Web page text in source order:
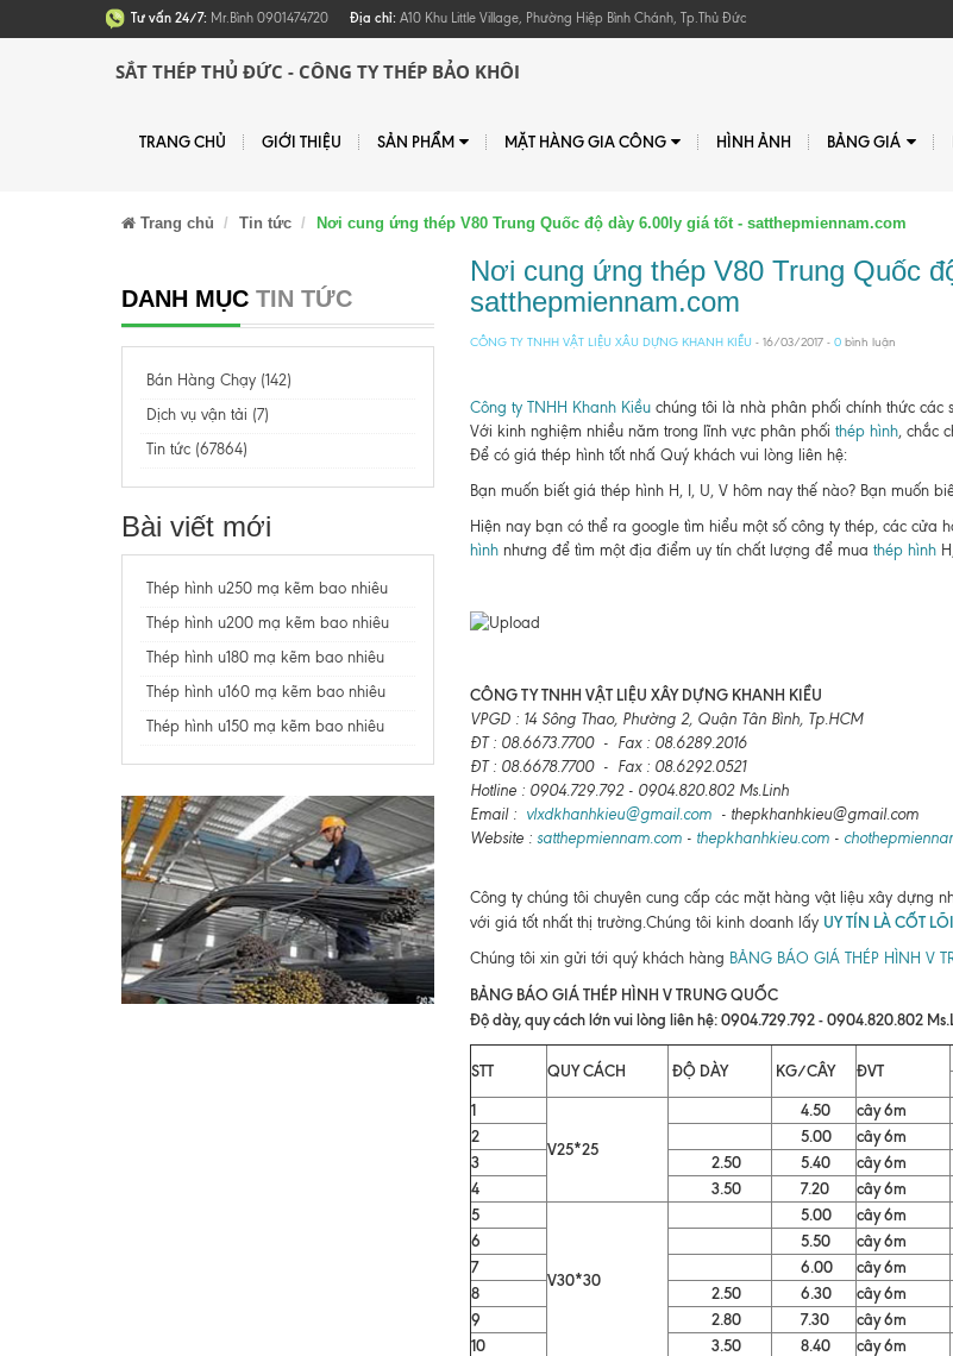
Tư vấn 24/7: Mr.Bình 0901474720 Địa chỉ: A10 Khu Little Village, Phường Hiệp Bình Chánh, Tp.Thủ Đức
SẮT THÉP THỦ ĐỨC - CÔNG TY THÉP BẢO KHÔI
TRANG CHỦ GIỚI THIỆU SẢN PHẨM MẶT HÀNG GIA CÔNG HÌNH ẢNH BẢNG GIÁ
Trang chủ Tin tức Nơi cung ứng thép V80 Trung Quốc độ dày 6.00ly giá tốt - satthepmiennam.com
DANH MỤC TIN TỨC
Bán Hàng Chạy (142)
Dịch vụ vận tải (7)
Tin tức (67864)
Bài viết mới
Thép hình u250 mạ kẽm bao nhiêu
Thép hình u200 mạ kẽm bao nhiêu
Thép hình u180 mạ kẽm bao nhiêu
Thép hình u160 mạ kẽm bao nhiêu
Thép hình u150 mạ kẽm bao nhiêu
Nơi cung ứng thép V80 Trung Quốc
satthepmiennam.com
CÔNG TY TNHH VẬT LIỆU XÂU DỰNG KHANH KIỀU - 16/03/2017 - 0bình luận
Công ty TNHH Khanh Kiềuchúng tôi là nhà phân phối chính thức các
Với kinh nghiệm nhiều năm trong lĩnh vực phân phối thép hình, chắc
Để có giá thép hình tốt nhấ Quý khách vui lòng liên hệ:
Bạn muốn biết giá thép hình H, I, U, V hôm nay thế nào? Bạn muốn
Hiện nay bạn có thể ra google tìm hiểu một số công ty thép, các
hìnhnhưng để tìm một địa điểm uy tín chất lượng để mua thép hình
CÔNG TY TNHH VẬT LIỆU XÂY DỰNG KHANH KIỀU
VPGD : 14 Sông Thao, Phường 2, Quận Tân Bình, Tp.HCM
ĐT : 08.6673.7700 - Fax : 08.6289.2016
ĐT : 08.6678.7700 - Fax : 08.6292.0521
Hotline : 0904.729.792 - 0904.820.802 Ms.Linh
Email : vlxdkhanhkieu@gmail.com- thepkhanhkieu@gmail.com
Website : satthepmiennam.com- thepkhanhkieu.com-
Công ty chúng tôi chuyên cung cấp các mặt hàng vật liệu xây dựng
với giá tốt nhất thị trường.Chúng tôi kinh doanh lấy UY TÍN LÀ CỐT LÕI
Chúng tôi xin gửi tới quý khách hàng BẢNG BÁO GIÁ THÉP HÌNH V
BẢNG BÁO GIÁ THÉP HÌNH V TRUNG QUỐC
Độ dày, quy cách lớn vui lòng liên hệ: 0904.729.792 - 0904.820.802
STT QUY CÁCH ĐỘ DÀY KG/CÂY ĐVT
1
V25*25
4.50 cây 6m
2
5.00 cây 6m
3
2.50 5.40 cây 6m
4
3.50 7.20 cây 6m
5
V30*30
5.00 cây 6m
6
5.50 cây 6m
7
6.00 cây 6m
8
2.50 6.30 cây 6m
9
2.80 7.30 cây 6m
10
3.50 8.40 cây 6m